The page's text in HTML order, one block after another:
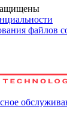
файлов